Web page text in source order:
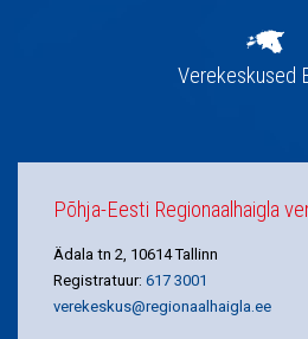
Verekeskused
Põhja-Eesti Regionaalhaigla
Ädala tn 2, 10614 Tallinn
Registratuur: 617 3001
verekeskus@regionaalhaigla.ee